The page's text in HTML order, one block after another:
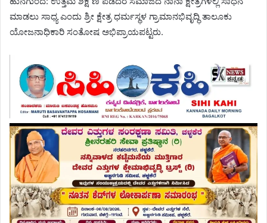
ಮಾಡಲು ಸಾಧ್ಯ ಎಂದು ಶ್ರೀ ಕ್ಷೇತ್ರ ಧರ್ಮಸ್ಥಳ ಗ್ರಾಮಾನಭಿವೃದ್ಧಿ ತಾಲೂಕು
ಯೋಜನಾಧಿಕಾರಿ ಸಂತೋಷ ಅಭಿಪ್ರಾಯಪಟ್ಟರು.